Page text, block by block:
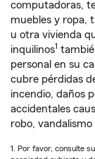
computadoras,
muebles y ropa,
u otra vivienda
inquilinos1
personal en su
cubre pérdidas
incendio, daños
accidentales
robo, vandalismo
1. Por favor, consulte